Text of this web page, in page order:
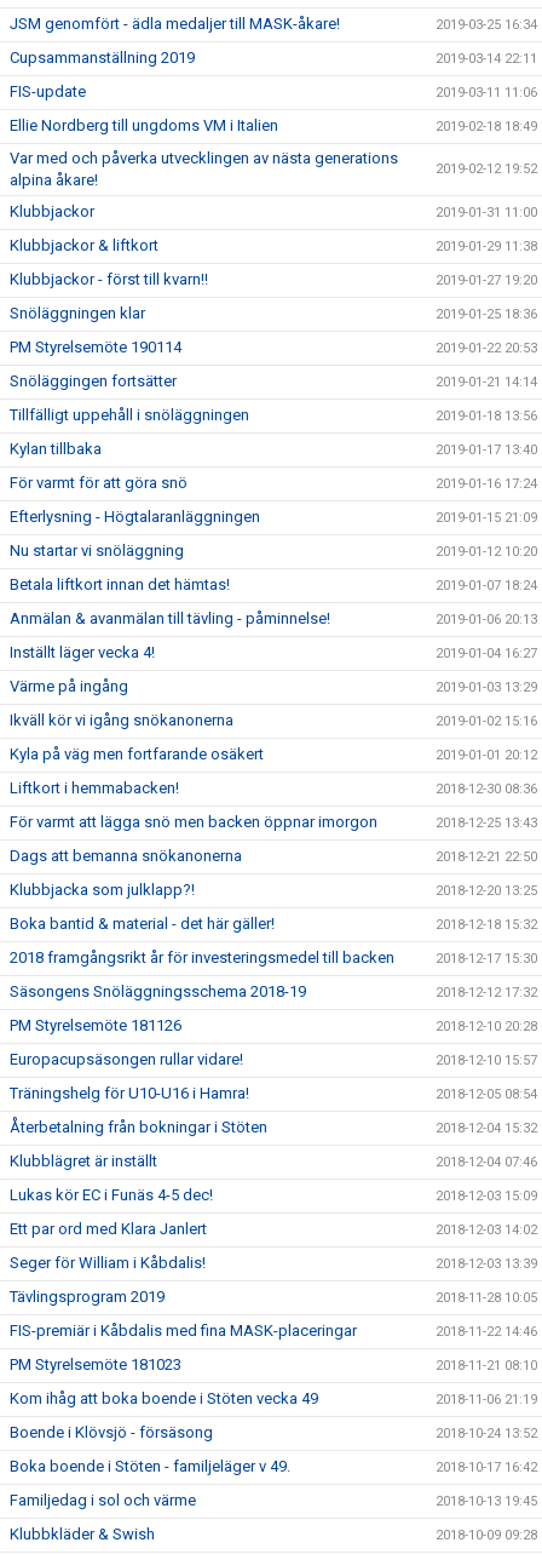
JSM genomfört - ädla medaljer till MASK-åkare! 2019-03-25 16:34
Cupsammanställning 2019 2019-03-14 22:11
FIS-update 2019-03-11 11:06
Ellie Nordberg till ungdoms VM i Italien 2019-02-18 18:49
Var med och påverka utvecklingen av nästa generations
alpina åkare!
2019-02-12 19:52
Klubbjackor 2019-01-31 11:00
Klubbjackor & liftkort 2019-01-29 11:38
Klubbjackor - först till kvarn!! 2019-01-27 19:20
Snöläggningen klar 2019-01-25 18:36
PM Styrelsemöte 190114 2019-01-22 20:53
Snöläggingen fortsätter 2019-01-21 14:14
Tillfälligt uppehåll i snöläggningen 2019-01-18 13:56
Kylan tillbaka 2019-01-17 13:40
För varmt för att göra snö 2019-01-16 17:24
Efterlysning - Högtalaranläggningen 2019-01-15 21:09
Nu startar vi snöläggning 2019-01-12 10:20
Betala liftkort innan det hämtas! 2019-01-07 18:24
Anmälan & avanmälan till tävling - påminnelse! 2019-01-06 20:13
Inställt läger vecka 4! 2019-01-04 16:27
Värme på ingång 2019-01-03 13:29
Ikväll kör vi igång snökanonerna 2019-01-02 15:16
Kyla på väg men fortfarande osäkert 2019-01-01 20:12
Liftkort i hemmabacken! 2018-12-30 08:36
För varmt att lägga snö men backen öppnar imorgon 2018-12-25 13:43
Dags att bemanna snökanonerna 2018-12-21 22:50
Klubbjacka som julklapp?! 2018-12-20 13:25
Boka bantid & material - det här gäller! 2018-12-18 15:32
2018 framgångsrikt år för investeringsmedel till backen 2018-12-17 15:30
Säsongens Snöläggningsschema 2018-19 2018-12-12 17:32
PM Styrelsemöte 181126 2018-12-10 20:28
Europacupsäsongen rullar vidare! 2018-12-10 15:57
Träningshelg för U10-U16 i Hamra! 2018-12-05 08:54
Återbetalning från bokningar i Stöten 2018-12-04 15:32
Klubblägret är inställt 2018-12-04 07:46
Lukas kör EC i Funäs 4-5 dec! 2018-12-03 15:09
Ett par ord med Klara Janlert 2018-12-03 14:02
Seger för William i Kåbdalis! 2018-12-03 13:39
Tävlingsprogram 2019 2018-11-28 10:05
FIS-premiär i Kåbdalis med fina MASK-placeringar 2018-11-22 14:46
PM Styrelsemöte 181023 2018-11-21 08:10
Kom ihåg att boka boende i Stöten vecka 49 2018-11-06 21:19
Boende i Klövsjö - försäsong 2018-10-24 13:52
Boka boende i Stöten - familjeläger v 49. 2018-10-17 16:42
Familjedag i sol och värme 2018-10-13 19:45
Klubbkläder & Swish 2018-10-09 09:28